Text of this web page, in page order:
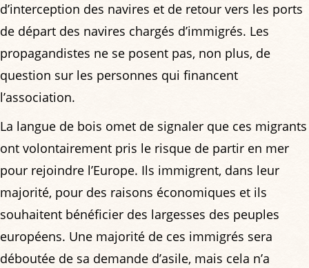
d’interception des navires et de retour vers les ports
de départ des navires chargés d’immigrés. Les
propagandistes ne se posent pas, non plus, de
question sur les personnes qui financent
l’association.
La langue de bois omet de signaler que ces migrants
ont volontairement pris le risque de partir en mer
pour rejoindre l’Europe. Ils immigrent, dans leur
majorité, pour des raisons économiques et ils
souhaitent bénéficier des largesses des peuples
européens. Une majorité de ces immigrés sera
déboutée de sa demande d’asile, mais cela n’a